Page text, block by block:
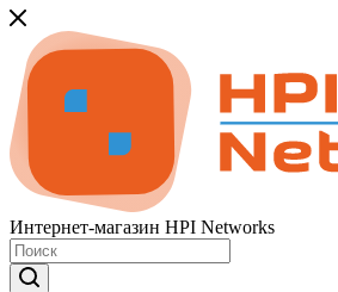
Интернет-магазин HPI Networks